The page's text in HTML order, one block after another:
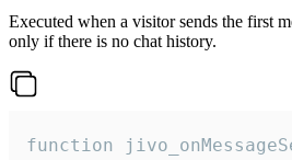
Executed when a visitor sends the first
only if there is no chat history.
function